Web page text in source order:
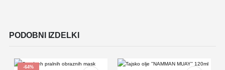
PODOBNI IZDELKI
-64%